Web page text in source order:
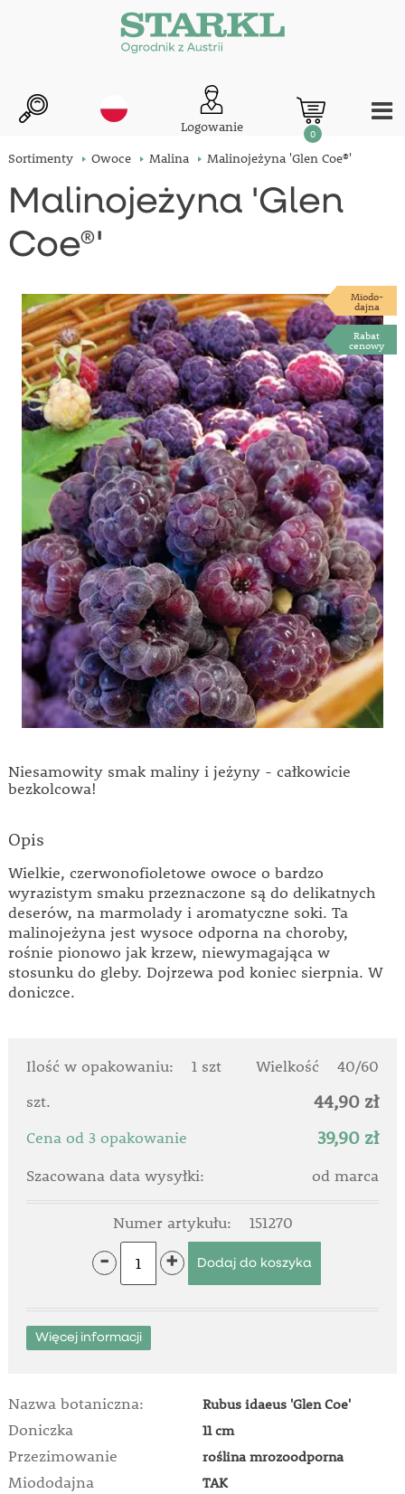
Logowanie 0
Sortimenty Owoce Malina Malinojeżyna 'Glen Coe®'
Malinojeżyna 'Glen
Coe®'
Miodo-
dajna
Rabat
cenowy
Niesamowity smak maliny i jeżyny - całkowicie
bezkolcowa!
Opis
Wielkie, czerwonofioletowe owoce o bardzo
wyrazistym smaku przeznaczone są do delikatnych
deserów, na marmolady i aromatyczne soki. Ta
malinojeżyna jest wysoce odporna na choroby,
rośnie pionowo jak krzew, niewymagająca w
stosunku do gleby. Dojrzewa pod koniec sierpnia. W
doniczce.
Ilość w opakowaniu: 1 szt Wielkość
40/60
szt.
44,90 zł
Cena od 3 opakowanie 39,90 zł
Szacowana data wysyłki: od marca
Numer artykułu: 151270
- +
Więcej informacji
Nazwa botaniczna: Rubus idaeus 'Glen Coe'
Doniczka 11 cm
Przezimowanie roślina mrozoodporna
Miododajna TAK